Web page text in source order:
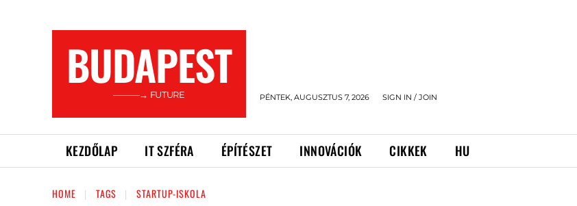
BUDAPEST
———→ FUTURE PÉNTEK, AUGUSZTUS 7, 2026 SIGN IN / JOIN
KEZDŐLAP IT SZFÉRA ÉPÍTÉSZET INNOVÁCIÓK CIKKEK HU
HOME TAGS STARTUP-ISKOLA